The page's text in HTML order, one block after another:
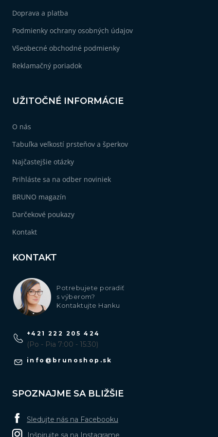
Doprava a platba
Podmienky ochrany osobných údajov
Všeobecné obchodné podmienky
Reklamačný poriadok
UŽITOČNÉ INFORMÁCIE
O nás
Tabuľka veľkostí prsteňov a šperkov
Najčastejšie otázky
Prihláste sa na odber noviniek
BRUNO magazín
Darčekové poukazy
Kontakt
KONTAKT
Potrebujete poradiť
s výberom?
Kontaktujte Hanku
info @ brunoshop.sk
+421 222 205 424
(Po - Pia 7:00 - 15:30)
SPOZNAJME SA BLIŽŠIE
Sledujte nás na Facebooku
Inšpirujte sa na Instagrame